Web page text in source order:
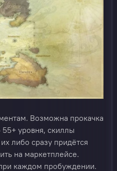
Возможна прокачка
уровня, скиллы
либо сразу придётся
на маркетплейсе.
каждом пробуждении.